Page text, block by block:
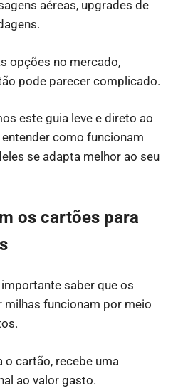
aéreas, upgrades de
opções no mercado,
pode parecer complicado.
este guia leve e direto ao
como funcionam
se adapta melhor ao seu
os cartões para
saber que os
milhas funcionam por meio
o cartão, recebe uma
ao valor gasto.